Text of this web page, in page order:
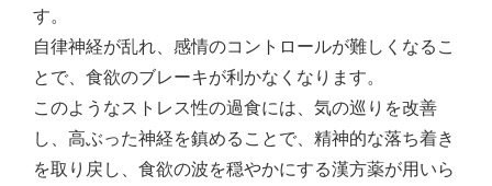
す。
自律神経が乱れ、感情のコントロールが難しくなるこ
とで、食欲のブレーキが利かなくなります。
このようなストレス性の過食には、気の巡りを改善
し、高ぶった神経を鎮めることで、精神的な落ち着き
を取り戻し、食欲の波を穏やかにする漢方薬が用いら